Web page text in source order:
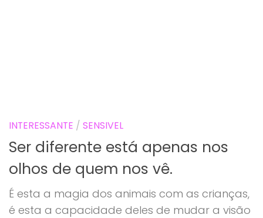
INTERESSANTE / SENSIVEL
Ser diferente está apenas nos
olhos de quem nos vê.
É esta a magia dos animais com as crianças,
é esta a capacidade deles de mudar a visão